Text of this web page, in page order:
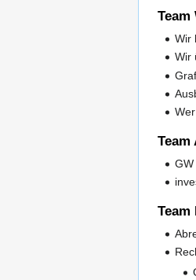
Team
Wir
Wir
Team
Team